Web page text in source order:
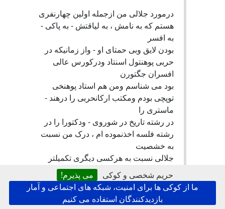
حریم شخصی و کوکی
می پذیرم!
ما از کوکی ها برای امنیت، شبکه های اجتماعی و آمار
بازدیدکنندگان استفاده می کنیم
درمورد جلالی من ازجمله اولین چهارنفری
هستم که به نامش ، به لیاقتش - به پاکی -
به افسر
بودن لایق وبی حمتای او - واز زمانیکه در
حربی پوهنتول اسنتاد ودرکورس عالی
افسران جگتورن
بود می شناسم ومن هم استاد پوهنخی
توپچی بودم ومکتب ارکانحربی را درهند -
ماستری را
در رشته تاریخ در شوروی - ودکتورا را در
رشته فلسه اخذنموده ام ، درک من نسبت
به خشصیت
جلالی نسبت به هرکسی دیگری تکمیلتر
ومکملتر است ودر کمیته که من مسولیت
جلب وجذب
به اقای جلالی به عهده دارم ( 21 نفر
سناتوران ووکلای پارلمان - ده نفر استاد